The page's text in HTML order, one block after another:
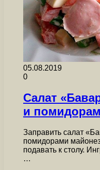
05.08.2019
0
Салат
и
Заправить салат
помидорами
подавать к столу.
…